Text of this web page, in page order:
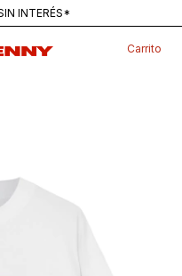
INTERÉS*
Carrito